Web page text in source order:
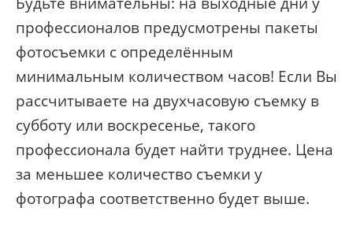
профессионалов предусмотрены пакеты
фотосъемки с определённым
минимальным количеством часов! Если Вы
рассчитываете на двухчасовую съемку в
субботу или воскресенье, такого
профессионала будет найти труднее. Цена
за меньшее количество съемки у
фотографа соответственно будет выше.